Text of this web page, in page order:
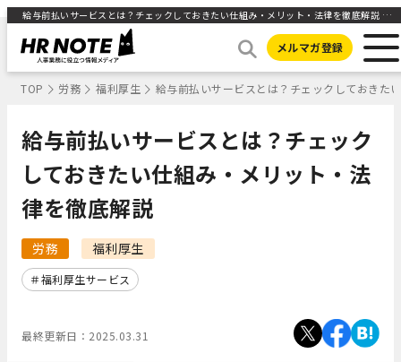
給与前払いサービスとは？チェックしておきたい仕組み・メリット・法律を徹底解説 | 人事部から企業成長を応援するメディアHR NOTE
メルマガ登録
TOP 労務 福利厚生 給与前払いサービスとは？チェックしておきた
給与前払いサービスとは？チェック
しておきたい仕組み・メリット・法
律を徹底解説
労務 福利厚生
福利厚生サービス
最終更新日： 2025.03.31